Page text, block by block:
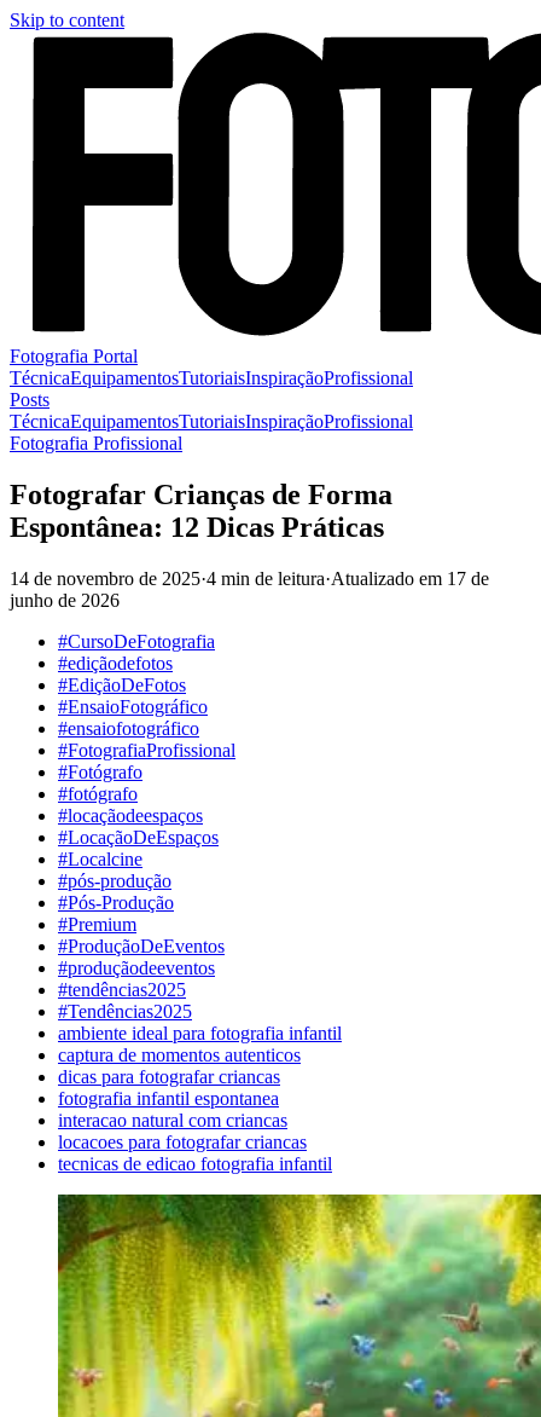
Skip to content
Fotografia Portal
TécnicaEquipamentosTutoriaisInspiraçãoProfissional
Posts
TécnicaEquipamentosTutoriaisInspiraçãoProfissional
Fotografia Profissional
Fotografar Crianças de Forma
Espontânea: 12 Dicas Práticas
14 de novembro de 2025·4 min de leitura·Atualizado em 17 de
junho de 2026
#CursoDeFotografia
#ediçãodefotos
#EdiçãoDeFotos
#EnsaioFotográfico
#ensaiofotográfico
#FotografiaProfissional
#Fotógrafo
#fotógrafo
#locaçãodeespaços
#LocaçãoDeEspaços
#Localcine
#pós-produção
#Pós-Produção
#Premium
#ProduçãoDeEventos
#produçãodeeventos
#tendências2025
#Tendências2025
ambiente ideal para fotografia infantil
captura de momentos autenticos
dicas para fotografar criancas
fotografia infantil espontanea
interacao natural com criancas
locacoes para fotografar criancas
tecnicas de edicao fotografia infantil